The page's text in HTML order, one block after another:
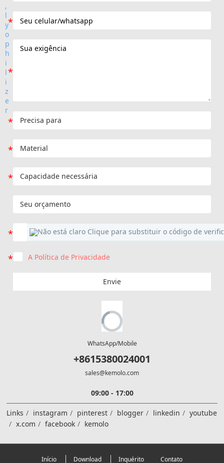
A Política de Privacidade
Envie
WhatsApp/Mobile
+8615380024001
sales@kemolo.com
09:00 - 17:00
Links instagram pinterest blogger linkedin
youtube
x.com
facebook kemolo
Início Download Inquérito Contato